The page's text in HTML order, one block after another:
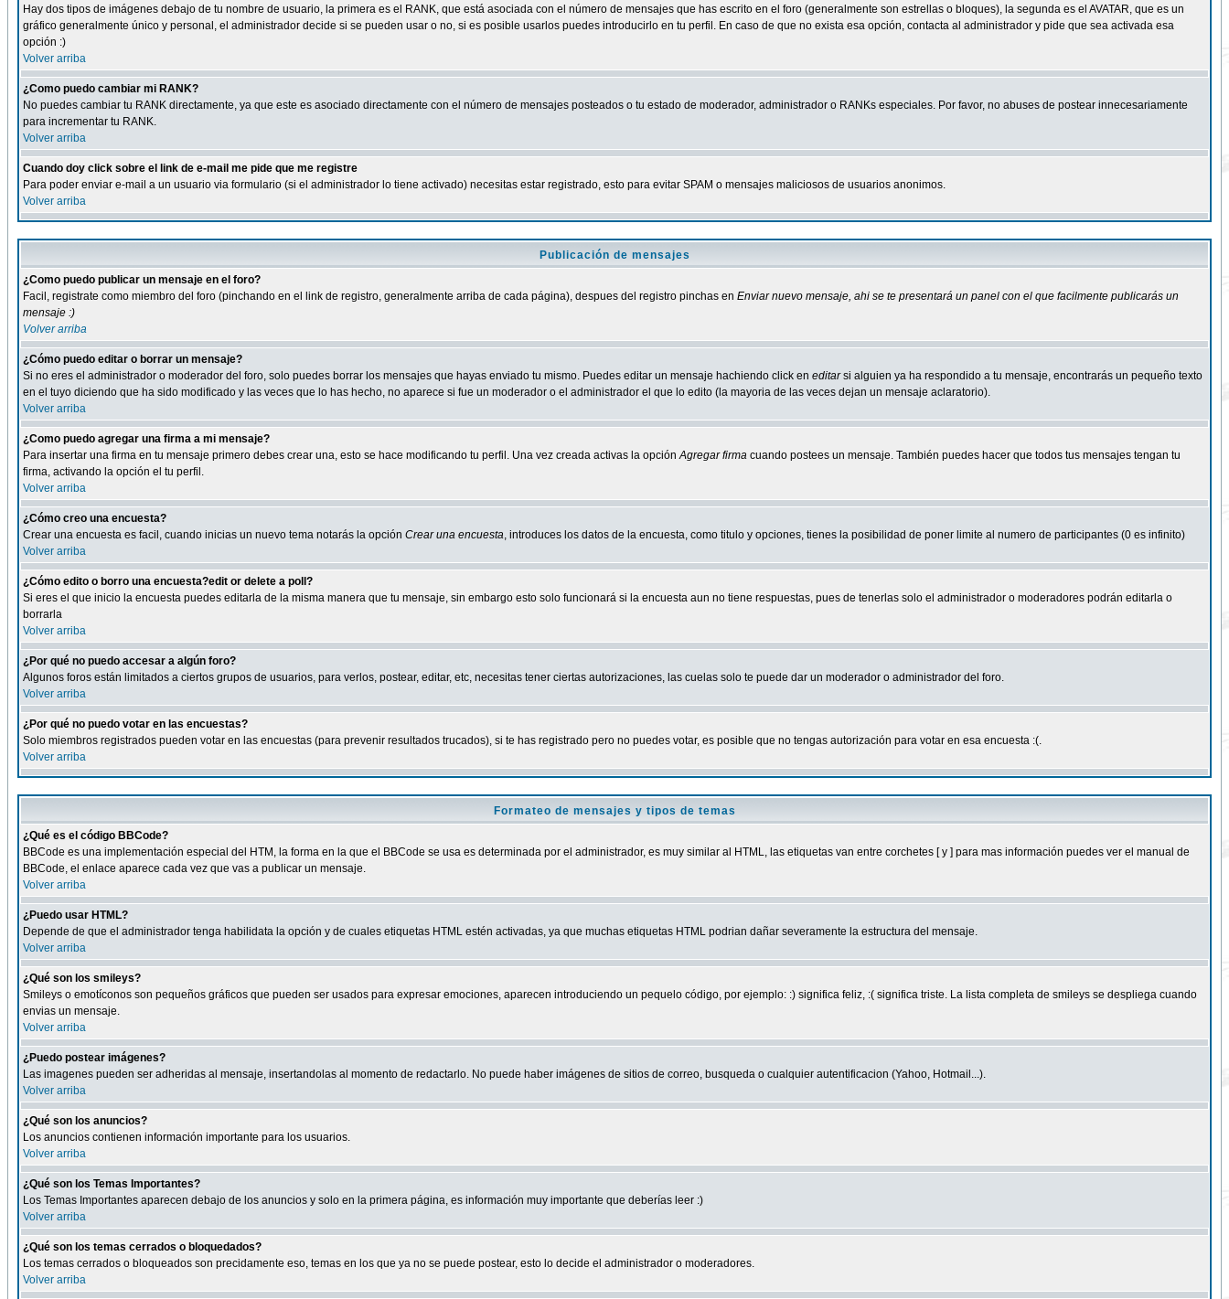
Hay dos tipos de imágenes debajo de tu nombre de usuario, la primera es el RANK, que está asociada con el número de mensajes que has escrito en el foro (generalmente son estrellas o bloques), la segunda es el AVATAR, que es un
gráfico generalmente único y personal, el administrador decide si se pueden usar o no, si es posible usarlos puedes introducirlo en tu perfil. En caso de que no exista esa opción, contacta al administrador y pide que sea activada esa
opción :)
Volver arriba
¿Como puedo cambiar mi RANK?
No puedes cambiar tu RANK directamente, ya que este es asociado directamente con el número de mensajes posteados o tu estado de moderador, administrador o RANKs especiales. Por favor, no abuses de postear innecesariamente
para incrementar tu RANK.
Volver arriba
Cuando doy click sobre el link de e-mail me pide que me registre
Para poder enviar e-mail a un usuario via formulario (si el administrador lo tiene activado) necesitas estar registrado, esto para evitar SPAM o mensajes maliciosos de usuarios anonimos.
Volver arriba
Publicación de mensajes
¿Como puedo publicar un mensaje en el foro?
Facil, registrate como miembro del foro (pinchando en el link de registro, generalmente arriba de cada página), despues del registro pinchas en Enviar nuevo mensaje, ahi se te presentará un panel con el que facilmente publicarás un
mensaje :)
Volver arriba
¿Cómo puedo editar o borrar un mensaje?
Si no eres el administrador o moderador del foro, solo puedes borrar los mensajes que hayas enviado tu mismo. Puedes editar un mensaje hachiendo click en editarsi alguien ya ha respondido a tu mensaje, encontrarás un pequeño texto
en el tuyo diciendo que ha sido modificado y las veces que lo has hecho, no aparece si fue un moderador o el administrador el que lo edito (la mayoria de las veces dejan un mensaje aclaratorio).
Volver arriba
¿Como puedo agregar una firma a mi mensaje?
Para insertar una firma en tu mensaje primero debes crear una, esto se hace modificando tu perfil. Una vez creada activas la opciónAgregar firma cuando postees un mensaje. También puedes hacer que todos tus mensajes tengan tu
firma, activando la opción el tu perfil.
Volver arriba
¿Cómo creo una encuesta?
Crear una encuesta es facil, cuando inicias un nuevo tema notarás la opción Crear una encuesta, introduces los datos de la encuesta, como titulo y opciones, tienes la posibilidad de poner limite al numero de participantes (0 es infinito)
Volver arriba
¿Cómo edito o borro una encuesta?edit or delete a poll?
Si eres el que inicio la encuesta puedes editarla de la misma manera que tu mensaje, sin embargo esto solo funcionará si la encuesta aun no tiene respuestas, pues de tenerlas solo el administrador o moderadores podrán editarla o
borrarla
Volver arriba
¿Por qué no puedo accesar a algún foro?
Algunos foros están limitados a ciertos grupos de usuarios, para verlos, postear, editar, etc, necesitas tener ciertas autorizaciones, las cuelas solo te puede dar un moderador o administrador del foro.
Volver arriba
¿Por qué no puedo votar en las encuestas?
Solo miembros registrados pueden votar en las encuestas (para prevenir resultados trucados), si te has registrado pero no puedes votar, es posible que no tengas autorización para votar en esa encuesta :(.
Volver arriba
Formateo de mensajes y tipos de temas
¿Qué es el código BBCode?
BBCode es una implementación especial del HTM, la forma en la que el BBCode se usa es determinada por el administrador, es muy similar al HTML, las etiquetas van entre corchetes [ y ] para mas información puedes ver el manual de
BBCode, el enlace aparece cada vez que vas a publicar un mensaje.
Volver arriba
¿Puedo usar HTML?
Depende de que el administrador tenga habilidata la opción y de cuales etiquetas HTML estén activadas, ya que muchas etiquetas HTML podrian dañar severamente la estructura del mensaje.
Volver arriba
¿Qué son los smileys?
Smileys o emotíconos son pequeños gráficos que pueden ser usados para expresar emociones, aparecen introduciendo un pequelo código, por ejemplo: :) significa feliz, :( significa triste. La lista completa de smileys se despliega cuando
envias un mensaje.
Volver arriba
¿Puedo postear imágenes?
Las imagenes pueden ser adheridas al mensaje, insertandolas al momento de redactarlo. No puede haber imágenes de sitios de correo, busqueda o cualquier autentificacion (Yahoo, Hotmail...).
Volver arriba
¿Qué son los anuncios?
Los anuncios contienen información importante para los usuarios.
Volver arriba
¿Qué son los Temas Importantes?
Los Temas Importantes aparecen debajo de los anuncios y solo en la primera página, es información muy importante que deberías leer :)
Volver arriba
¿Qué son los temas cerrados o bloquedados?
Los temas cerrados o bloqueados son precidamente eso, temas en los que ya no se puede postear, esto lo decide el administrador o moderadores.
Volver arriba